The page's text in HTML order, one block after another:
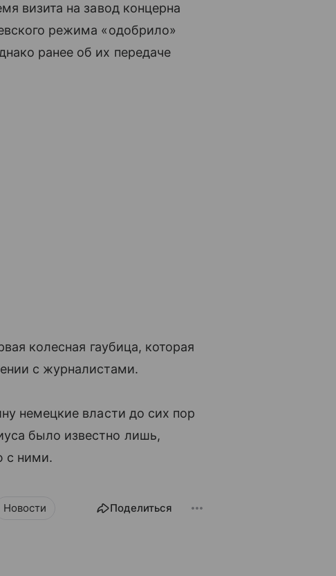
визита на завод концерна
режима «одобрило»
ранее об их передаче
колесная гаубица, которая
с журналистами.
немецкие власти до сих пор
было известно лишь,
с ними.
Новости Поделиться